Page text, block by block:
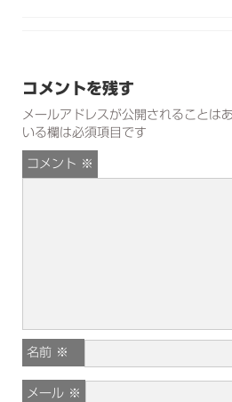
コメントを残す
メールアドレスが公開されることは
いる欄は必須項目です
コメント ※
名前 ※
メール ※